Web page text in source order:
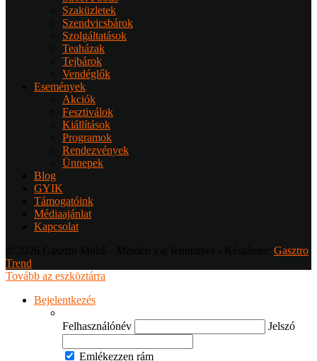
Szaküzletek
Szendvicsbárok
Szolgáltatások
Teaházak
Tejbárok
Vendéglők
Események
Akciók
Fesztiválok
Kiállítások
Programok
Rendezvények
Ünnepek
Blog
GYIK
Támogatóink
Médiaajánlat
Kapcsolat
Gasztro
Trend
Tovább az eszköztárra
Bejelentkezés
Felhasználónév Jelszó
Emlékezzen rám